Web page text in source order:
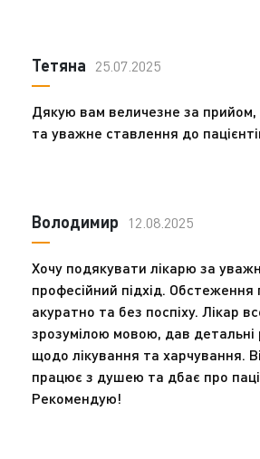
Тетяна 25.07.2025
Дякую вам величезне за прийом,
та уважне ставлення до
Володимир 12.08.2025
Хочу подякувати лікарю за
професійний підхід.
акуратно та без поспіху. Лікар
зрозумілою мовою, дав детальні
щодо лікування та харчування.
працює з душею та дбає про
Рекомендую!